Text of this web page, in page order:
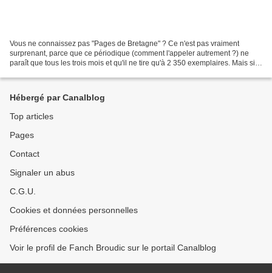
Vous ne connaissez pas "Pages de Bretagne" ? Ce n'est pas vraiment
surprenant, parce que ce périodique (comment l'appeler autrement ?) ne
paraît que tous les trois mois et qu'il ne tire qu'à 2 350 exemplaires. Mais si
Hébergé par Canalblog
Top articles
Pages
Contact
Signaler un abus
C.G.U.
Cookies et données personnelles
Préférences cookies
Voir le profil de Fanch Broudic sur le portail Canalblog